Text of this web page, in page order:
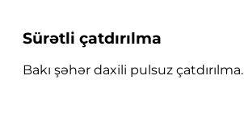
Sürətli çatdırılma
Bakı şəhər daxili pulsuz çatdırılma.